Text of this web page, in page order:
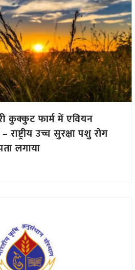
कुक्कुट फार्म में एवियन
उच्च सुरक्षा पशु रोग
लगाया